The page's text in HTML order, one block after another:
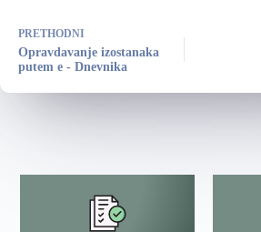
PRETHODNI
Opravdavanje izostanaka
putem e - Dnevnika